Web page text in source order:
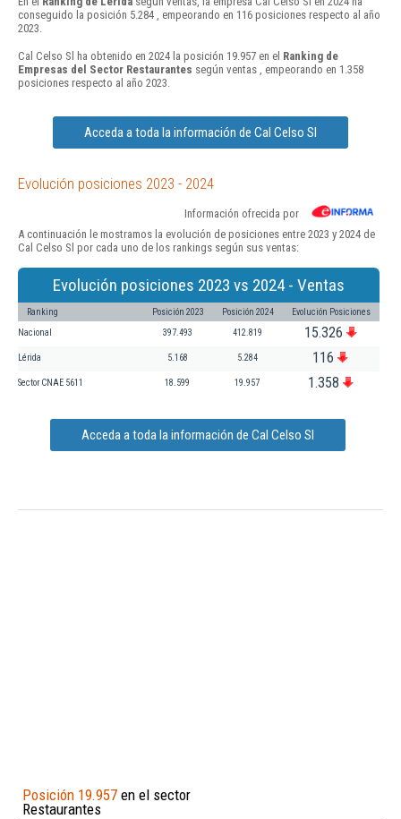
conseguido la posición 5.284 , empeorando en 116 posiciones respecto al año
2023.
Cal Celso Sl ha obtenido en 2024 la posición 19.957 en el Ranking de
Empresas del Sector Restaurantes según ventas , empeorando en 1.358
posiciones respecto al año 2023.
Acceda a toda la información de Cal Celso Sl
Evolución posiciones 2023 - 2024
Información ofrecida por
A continuación le mostramos la evolución de posiciones entre 2023 y 2024 de
Cal Celso Sl por cada uno de los rankings según sus ventas:
Evolución posiciones 2023 vs 2024 - Ventas
Ranking Posición 2023 Posición 2024 Evolución Posiciones
Nacional 397.493 412.819 15.326
Lérida 5.168 5.284 116
Sector CNAE 5611 18.599 19.957 1.358
Acceda a toda la información de Cal Celso Sl
Posición 19.957 en el sector
Restaurantes